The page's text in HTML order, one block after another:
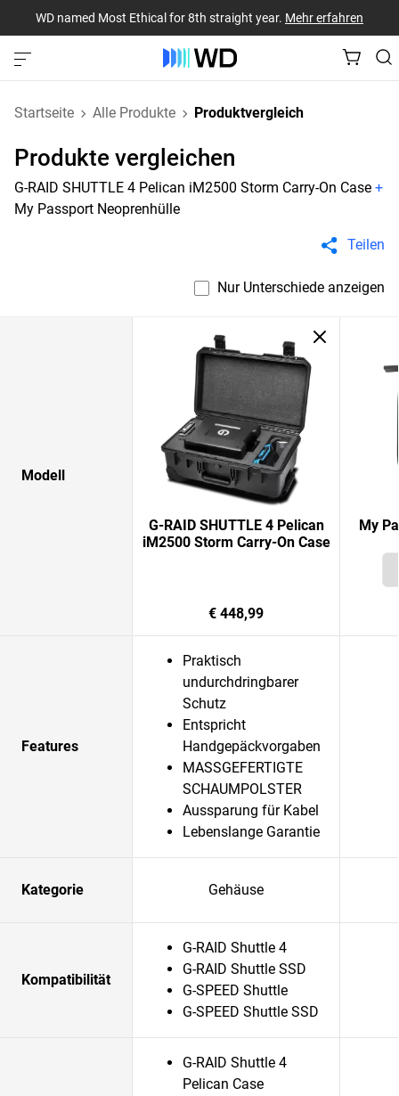
WD named Most Ethical for 8th straight year. Mehr erfahren
Startseite Alle Produkte Produktvergleich
Produkte vergleichen
G-RAID SHUTTLE 4 Pelican iM2500 Storm Carry-On Case +
My Passport Neoprenhülle
Teilen
Nur Unterschiede anzeigen
Modell
G-RAID SHUTTLE 4 Pelican
iM2500 Storm Carry-On Case
€ 448,99
My
Features
Praktisch
undurchdringbarer
Schutz
Entspricht
Handgepäckvorgaben
MASSGEFERTIGTE
SCHAUMPOLSTER
Aussparung für Kabel
Lebenslange Garantie
Kategorie Gehäuse
Kompatibilität
G-RAID Shuttle 4
G-RAID Shuttle SSD
G-SPEED Shuttle
G-SPEED Shuttle SSD
G-RAID Shuttle 4
Pelican Case